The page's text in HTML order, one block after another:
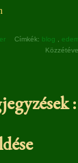
Címkék: blog
: